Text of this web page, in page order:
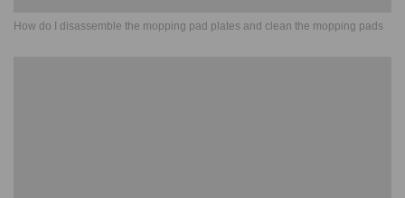
How do I disassemble the mopping pad plates and clean the mopping pads